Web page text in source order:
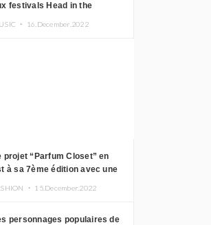
festivals Head in the
・ 16.December.2022
projet “Parfum Closet” en
à sa 7ème édition avec une
・ 15.December.2022
personnages populaires de